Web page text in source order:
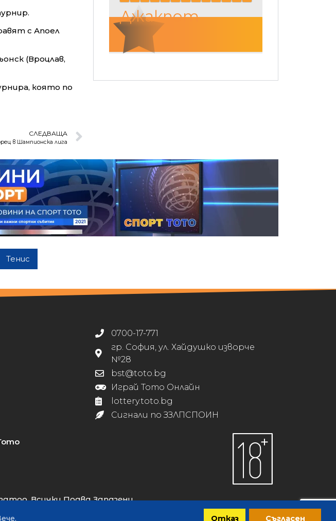
Отказ Съгласен
с Апоел
(Вроцлав,
която по
СЛЕДВАЩА
в Шампионска лига
Джакпот
Тенис
0700-17-771
гр. София, ул. Хайдушко изворче
№28
bst@toto.bg
Играй Тото Онлайн
lottery.toto.bg
Сигнали по ЗЗЛПСПОИН
Всички Права Запазени.